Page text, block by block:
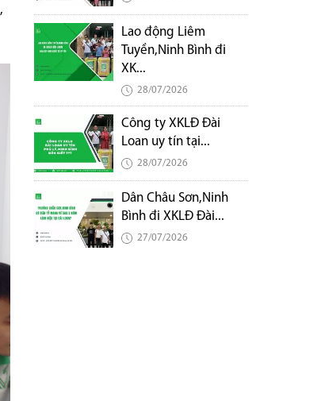
,
Lao động Liêm
Tuyền,Ninh Bình đi
XK...
28/07/2026
Công ty XKLĐ Đài
Loan uy tín tại...
28/07/2026
Dân Châu Sơn,Ninh
Bình đi XKLĐ Đài...
27/07/2026